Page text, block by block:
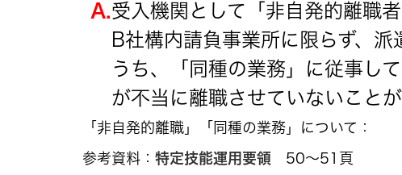
A.受入機関として「非自発的離職
B社構内請負事業所に限らず、
うち、「同種の業務」に従事し
が不当に離職させていないことが
「非自発的離職」「同種の業務」について：
参考資料： 特定技能運用要領 50～51頁